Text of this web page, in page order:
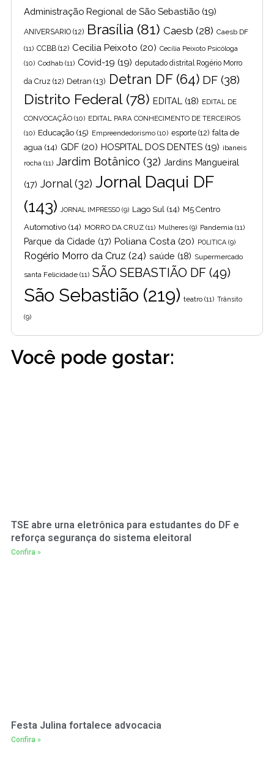
Administração Regional de São Sebastião (19)
ANIVERSARIO (12) Brasília (81) Caesb (28) Caesb DF
(11) CCBB (12) Cecilia Peixoto (20) Cecília Peixoto Psicóloga
(10) Codhab (11) Covid-19 (19) deputado distrital Rogério Morro
da Cruz (12) Detran (13) Detran DF(64) DF (38)
Distrito Federal(78) EDITAL (18) EDITAL DE
CONVOCAÇÃO (10) EDITAL PARA CONHECIMENTO DE TERCEIROS
(10) Educação (15) Empreendedorismo (10) esporte (12) falta de
agua (14) GDF (20) HOSPITAL DOS DENTES (19) ibaneis
rocha (11) Jardim Botânico (32) Jardins Mangueiral
(17) Jornal(32) Jornal Daqui DF
(143) JORNAL IMPRESSO (9) Lago Sul (14) M5 Centro
Automotivo (14) MORRO DA CRUZ (11) Mulheres (9) Pandemia (11)
Parque da Cidade (17) Poliana Costa (20) POLITICA (9)
Rogério Morro da Cruz (24) saúde (18) Supermercado
santa Felicidade (11) SÃO SEBASTIÃO DF (49)
São Sebastião (219) teatro (11) Trânsito
(9)
Você pode gostar:
TSE abre urna eletrônica para estudantes do DF e
reforça segurança do sistema eleitoral
Confira »
Festa Julina fortalece advocacia
Confira »